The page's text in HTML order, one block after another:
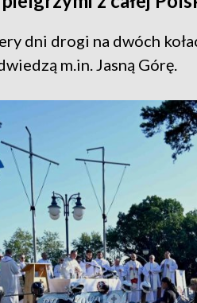
dni drogi na dwóch
m.in. Jasną Górę.